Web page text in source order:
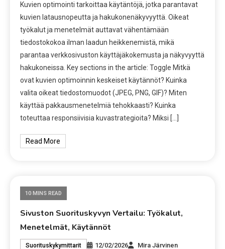
Kuvien optimointi tarkoittaa käytäntöjä, jotka parantavat
kuvien latausnopeutta ja hakukonenäkyvyyttä. Oikeat
työkalut ja menetelmät auttavat vähentämään
tiedostokokoa ilman laadun heikkenemistä, mikä
parantaa verkkosivuston käyttäjäkokemusta ja näkyvyyttä
hakukoneissa. Key sections in the article: Toggle Mitkä
ovat kuvien optimoinnin keskeiset käytännöt? Kuinka
valita oikeat tiedostomuodot (JPEG, PNG, GIF)? Miten
käyttää pakkausmenetelmiä tehokkaasti? Kuinka
toteuttaa responsiivisia kuvastrategioita? Miksi […]
Read More
10 MINS READ
Sivuston Suorituskyvyn Vertailu: Työkalut,
Menetelmät, Käytännöt
Suorituskykymittarit 12/02/2026 Mira Järvinen